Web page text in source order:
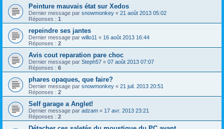
Peinture mauvais état sur Xedos
Dernier message par snowmonkey « 21 août 2013 05:02
Réponses : 1
repeindre ses jantes
Dernier message par willo11 « 16 août 2013 16:44
Réponses : 2
Avis cout reparation pare choc
Dernier message par Steph57 « 07 août 2013 07:07
Réponses : 6
phares opaques, que faire?
Dernier message par snowmonkey « 21 juil. 2013 20:51
Réponses : 2
Self garage a Anglet!
Dernier message par adzam « 17 avr. 2013 23:21
Réponses : 2